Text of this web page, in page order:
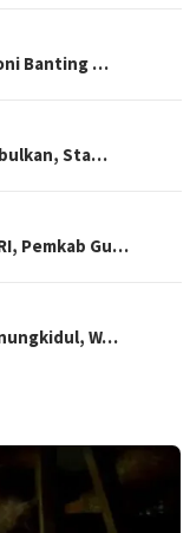
Banting …
Sta…
Pemkab Gu…
W…